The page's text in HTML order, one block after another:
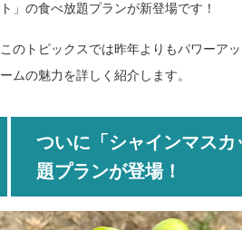
ト」の食べ放題プランが新登場です！
このトピックスでは昨年よりもパワーア
ームの魅力を詳しく紹介します。
ついに「シャインマス
題プランが登場！